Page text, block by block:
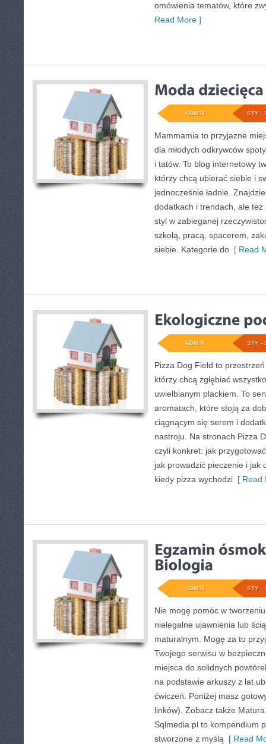
omówienia tematów, które
Read More ]
STY -
ADMIN
Mammamia to przyjazne
dla młodych odkrywców
i tatów. To blog internetowy
którzy chcą ubierać siebie i
jednocześnie ładnie.
dodatkach i trendach, ale też
styl w zabieganej
szkołą, pracą, spacerem,
siebie. Kategorie do [ Read
STY -
ADMIN
Pizza Dog Field to
którzy chcą zgłębiać
uwielbianym plackiem. To
aromatach, które stoją za
ciągnącym się serem i
nastroju. Na stronach Pizza
czyli konkret: jak
jak prowadzić pieczenie i jak
kiedy pizza wychodzi [ Read
STY -
ADMIN
Nie mogę pomóc w
nielegalne ujawnienia lub
maturalnym. Mogę za to
Twojego serwisu w
miejsca do solidnych
na podstawie arkuszy z lat
ćwiczeń. Poniżej masz
linków). Zobacz także
Sqlmedia.pl to kompendium
stworzone z myślą [ Read